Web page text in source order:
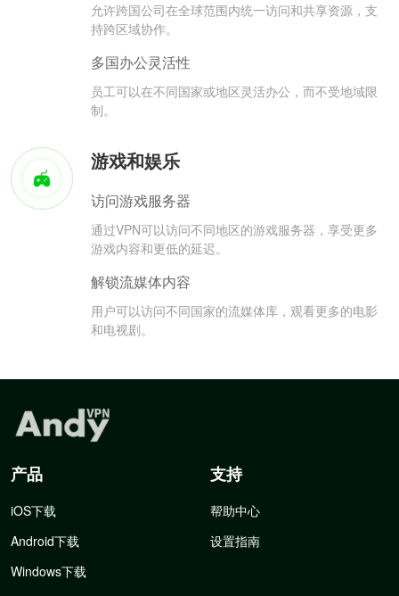
允许跨国公司在全球范围内统一访问和共享资源，支
持跨区域协作。
多国办公灵活性
员工可以在不同国家或地区灵活办公，而不受地域限
制。
游戏和娱乐
访问游戏服务器
通过VPN可以访问不同地区的游戏服务器，享受更多
游戏内容和更低的延迟。
解锁流媒体内容
用户可以访问不同国家的流媒体库，观看更多的电影
和电视剧。
产品
iOS下载
Android下载
Windows下载
支持
帮助中心
设置指南